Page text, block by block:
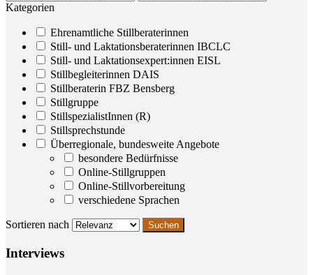
Kategorien
Ehrenamtliche Stillberaterinnen
Still- und Laktationsberaterinnen IBCLC
Still- und Laktationsexpert:innen EISL
Stillbegleiterinnen DAIS
Stillberaterin FBZ Bensberg
Stillgruppe
StillspezialistInnen (R)
Stillsprechstunde
Überregionale, bundesweite Angebote
besondere Bedürfnisse
Online-Stillgruppen
Online-Stillvorbereitung
verschiedene Sprachen
Sortieren nach
Inter­views